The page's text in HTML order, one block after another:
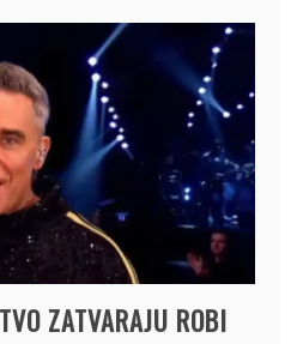
ZATVARAJU ROBI